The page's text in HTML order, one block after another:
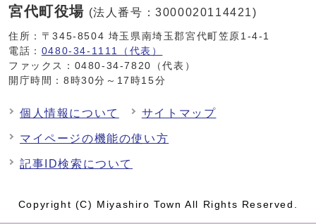
宮代町役場 (法人番号：3000020114421)
住所：〒345-8504 埼玉県南埼玉郡宮代町笠原1-4-1
電話： 0480-34-1111（代表）
ファックス：0480-34-7820（代表）
開庁時間：8時30分～17時15分
個人情報について サイトマップ
マイページの機能の使い方
記事ID検索について
Copyright (C) Miyashiro Town All Rights Reserved.